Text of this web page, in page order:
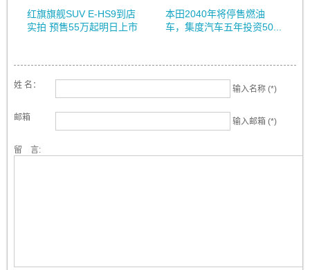
红旗旗舰SUV E-HS9到店
实拍 预售55万起明日上市
本田2040年将停售燃油
车，集度汽车五年投资50...
姓 名： 输入名称 (*)
邮箱 输入邮箱 (*)
留 言: